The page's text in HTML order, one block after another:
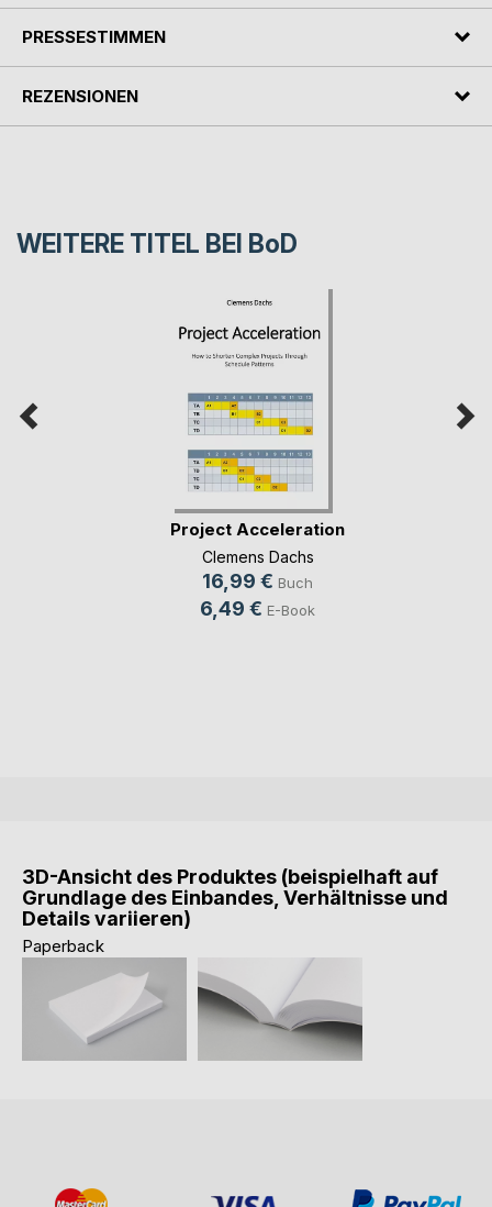
PRESSESTIMMEN
REZENSIONEN
WEITERE TITEL BEI BoD
Project Acceleration
Clemens Dachs
16,99 € Buch
6,49 € E-Book
3D-Ansicht des Produktes (beispielhaft auf
Grundlage des Einbandes, Verhältnisse und
Details variieren)
Paperback